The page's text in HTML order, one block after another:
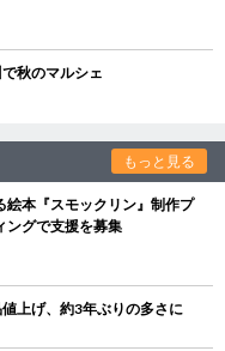
秋のマルシェ
もっと見る
絵本『スモックリン』制作プ
グで支援を募集
上げ、約3年ぶりの多さに